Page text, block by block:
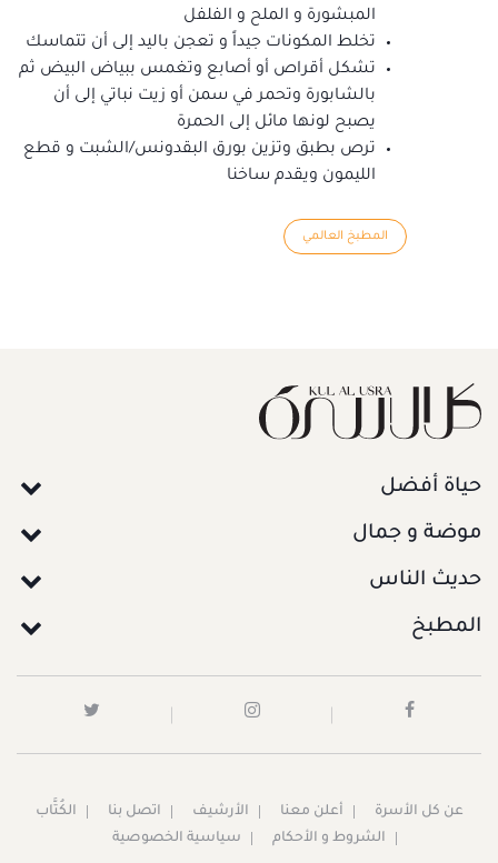
المبشورة و الملح و الفلفل
تخلط المكونات جيداً و تعجن باليد إلى أن تتماسك
تشكل أقراص أو أصابع وتغمس ببياض البيض ثم
بالشابورة وتحمر في سمن أو زيت نباتي إلى أن
يصبح لونها مائل إلى الحمرة
ترص بطبق وتزين بورق البقدونس/الشبت و قطع
الليمون ويقدم ساخنا
المطبخ العالمي
حياة أفضل
موضة و جمال
حديث الناس
المطبخ
عن كل الأسرة أعلن معنا الأرشيف اتصل بنا
الكُتَّاب
الشروط و الأحكام
سياسية الخصوصية